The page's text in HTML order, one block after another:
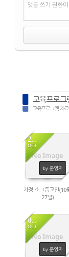
댓글 쓰기 권한
교육프로그
교육프로그램 자
No Image
25
OCT
by 운영자
1292
가정 소그룹교안(10
27일)
No Image
04
OCT
by 운영자
1246